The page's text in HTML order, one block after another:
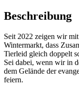
Beschreibung
Seit 2022 zeigen wir
Wintermarkt, dass
Tierleid gleich doppelt
Sei dabei, wenn wir in
dem Gelände der
feiern.